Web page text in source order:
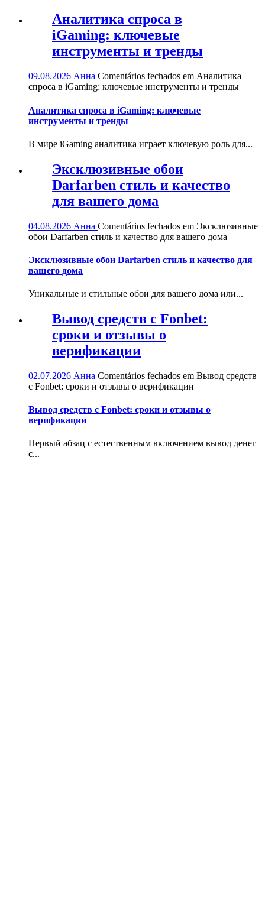
Аналитика спроса в
iGaming: ключевые
инструменты и тренды
09.08.2026 Анна Comentários fechados em Аналитика
спроса в iGaming: ключевые инструменты и тренды
Аналитика спроса в iGaming: ключевые
инструменты и тренды
В мире iGaming аналитика играет ключевую роль для...
Эксклюзивные обои
Darfarben стиль и качество
для вашего дома
04.08.2026 Анна Comentários fechados em Эксклюзивные
обои Darfarben стиль и качество для вашего дома
Эксклюзивные обои Darfarben стиль и качество для
вашего дома
Уникальные и стильные обои для вашего дома или...
Вывод средств с Fonbet:
сроки и отзывы о
верификации
02.07.2026 Анна Comentários fechados em Вывод средств
с Fonbet: сроки и отзывы о верификации
Вывод средств с Fonbet: сроки и отзывы о
верификации
Первый абзац с естественным включением вывод денег
с...